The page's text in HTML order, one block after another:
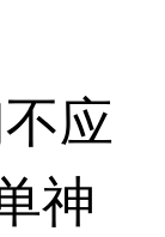
应
神